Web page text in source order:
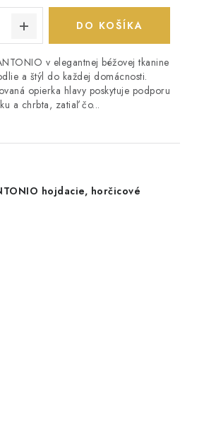
DO KOŠÍKA
v elegantnej béžovej tkanine
a štýl do každej domácnosti.
opierka hlavy poskytuje podporu
a chrbta, zatiaľ čo...
hojdacie, horčicové